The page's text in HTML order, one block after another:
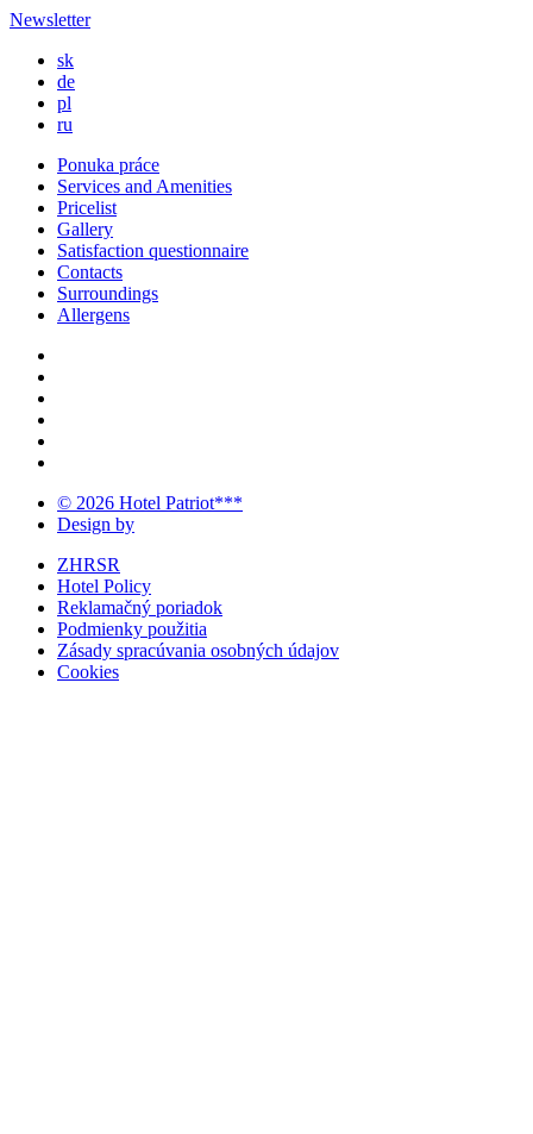
Newsletter
sk
de
pl
ru
Ponuka práce
Services and Amenities
Pricelist
Gallery
Satisfaction questionnaire
Contacts
Surroundings
Allergens
© 2026 Hotel Patriot***
Design by
ZHRSR
Hotel Policy
Reklamačný poriadok
Podmienky použitia
Zásady spracúvania osobných údajov
Cookies